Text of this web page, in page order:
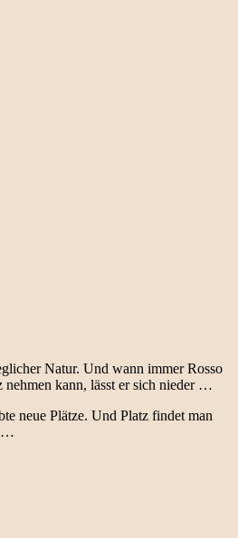
Natur. Und wann immer Rosso
nehmen kann, lässt er sich nieder …
neue Plätze. Und Platz findet man
…